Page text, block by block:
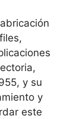
y su
y
este